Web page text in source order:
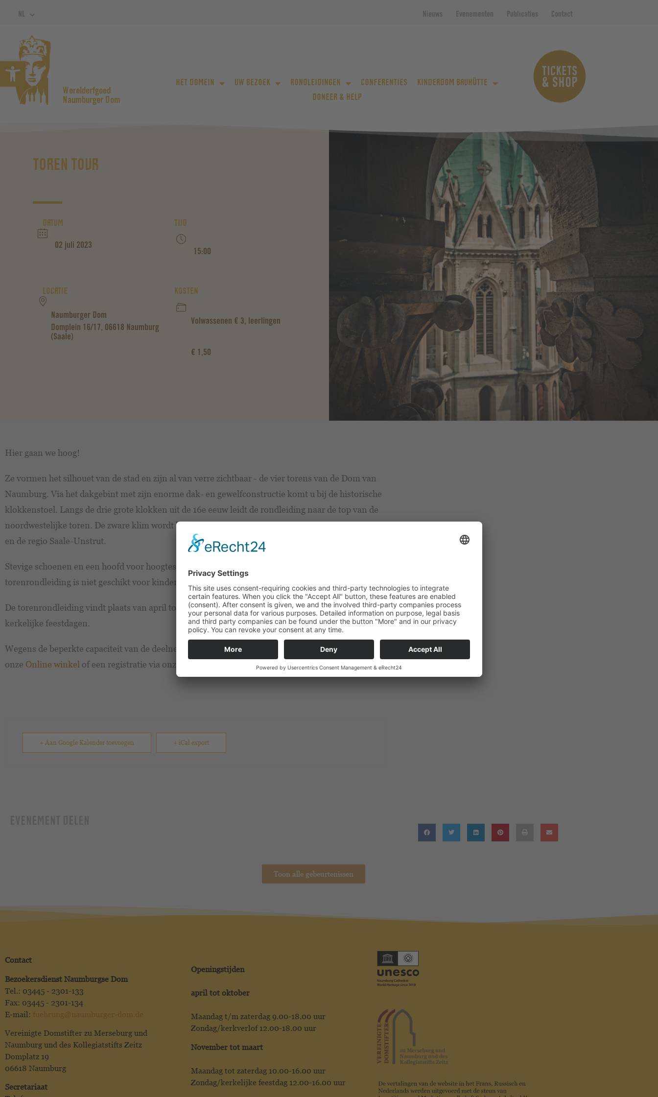
Open werkbalk
NL Nieuws Evenementen Publicaties Contact
Werelderfgoed
Naumburger Dom
HET DOMEIN UW BEZOEK RONDLEIDINGEN CONFERENTIES
KINDERDOM BAUHÜTTE
DONEER & HELP
TOREN TOUR
DATUM
02 juli 2023
TIJD
15:00
LOCATIE
Naumburger Dom
Domplein 16/17, 06618 Naumburg
(Saale)
KOSTEN
Volwassenen € 3, leerlingen
€ 1,50
Hier gaan we hoog!
Ze vormen het silhouet van de stad en zijn al van verre zichtbaar - de vier torens van de Dom van
Naumburg. Via het dakgebint met zijn enorme dak- en gewelfconstructie komt u bij de historische
klokkenstoel. Langs de drie grote klokken uit de 16e eeuw leidt de rondleiding naar de top van de
noordwestelijke toren. De zware klim wordt beloond met een uniek uitzicht op de stad Naumburg
en de regio Saale-Unstrut.
Stevige schoenen en een hoofd voor hoogtes zijn vereist voor de torenrondleiding. De
torenrondleiding is niet geschikt voor kinderen jonger dan 8 jaar.
De torenrondleiding vindt plaats van april tot oktober elke vrijdag tot en met zondag en op
kerkelijke feestdagen.
Wegens de beperkte capaciteit van de deelnemers raden wij aan tijdig een ticket te kopen via
onze Online winkel of een registratie via onze
+ Aan Google Kalender toevoegen + iCal export
Toon alle gebeurtenissen
Contact
Bezoekersdienst Naumburgse Dom
Tel.: 03445 - 2301-133
Fax: 03445 - 2301-134
E-mail:
Vereinigte Domstifter zu Merseburg und
Naumburg und des Kollegiatstifts Zeitz
Domplatz 19
06618 Naumburg
Secretariaat
Openingstijden
april tot oktober
Maandag t/m zaterdag 9.00-18.00 uur
Zondag/kerkverlof 12.00-18.00 uur
November tot maart
Maandag tot zaterdag 10.00-16.00 uur
Zondag/kerkelijke feestdag 12.00-16.00 uur